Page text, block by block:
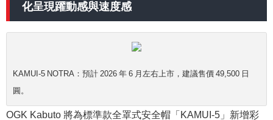
化呈現躍動感與速度感
KAMUI-5 NOTRA：預計 2026 年 6 月左右上市，建議售價 49,500 日
圓。
OGK Kabuto 將為標準款全罩式安全帽「KAMUI-5」新增彩